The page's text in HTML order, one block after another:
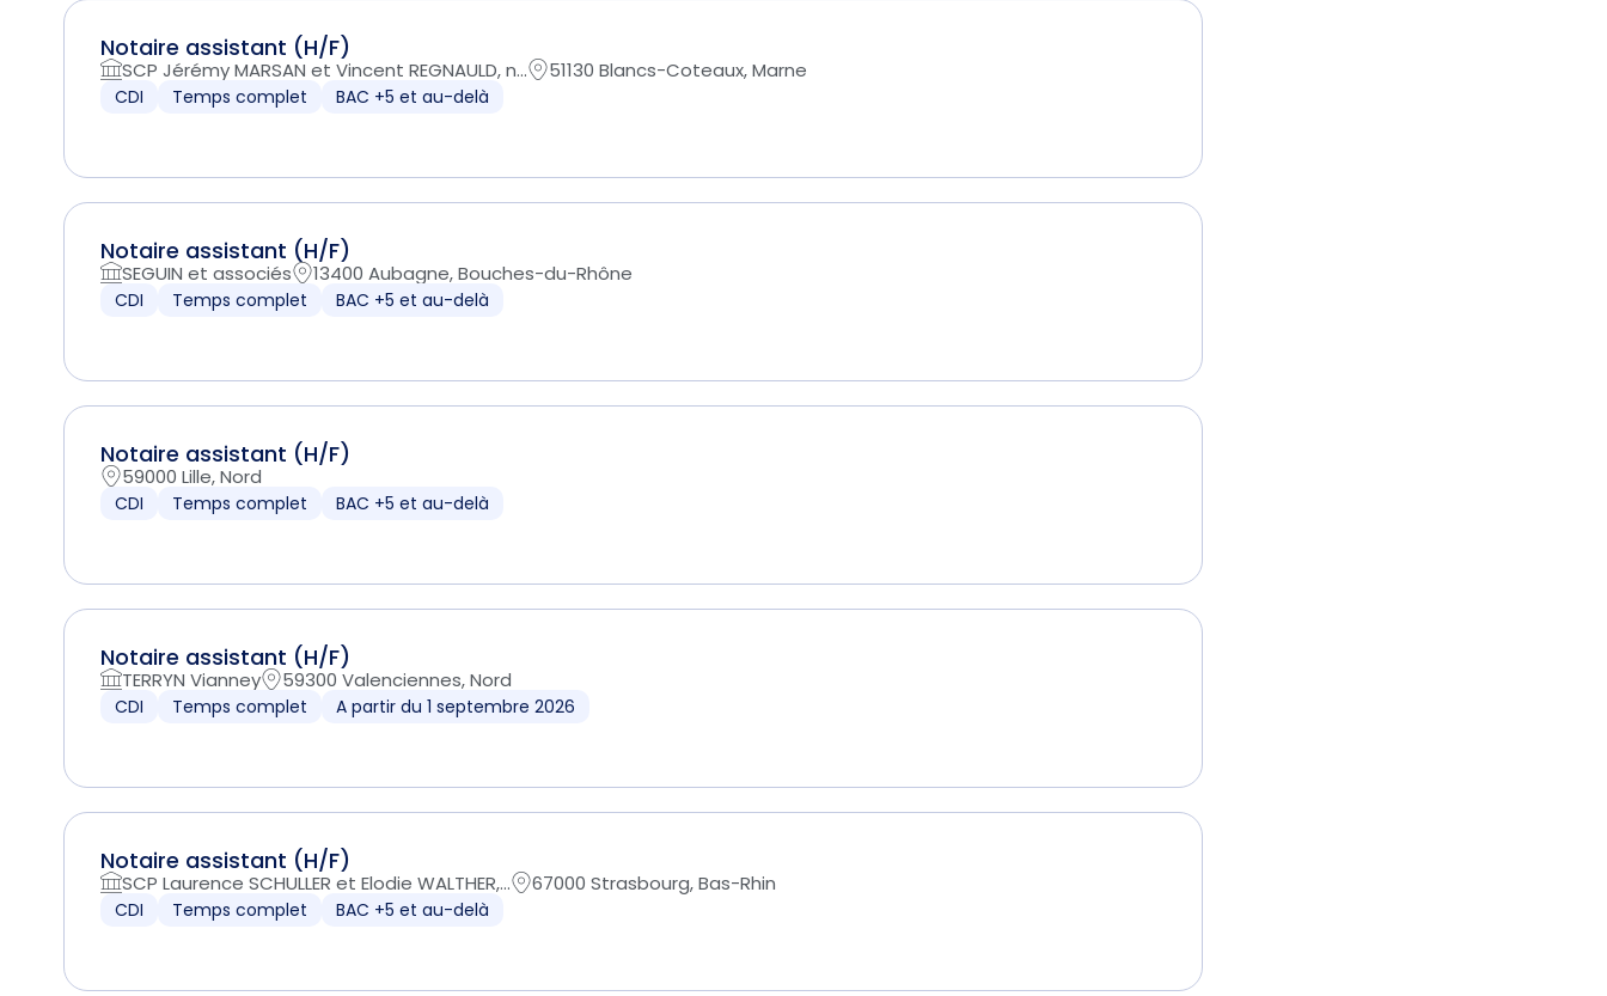
Notaire assistant (H/F)
SCP Jérémy MARSAN et Vincent REGNAULD, n... 51130 Blancs-Coteaux, Marne
CDI Temps complet BAC +5 et au-delà
Notaire assistant (H/F)
SEGUIN et associés 13400 Aubagne, Bouches-du-Rhône
CDI Temps complet BAC +5 et au-delà
Notaire assistant (H/F)
59000 Lille, Nord
CDI Temps complet BAC +5 et au-delà
Notaire assistant (H/F)
TERRYN Vianney 59300 Valenciennes, Nord
CDI Temps complet A partir du 1 septembre 2026
Notaire assistant (H/F)
SCP Laurence SCHULLER et Elodie WALTHER,... 67000 Strasbourg, Bas-Rhin
CDI Temps complet BAC +5 et au-delà